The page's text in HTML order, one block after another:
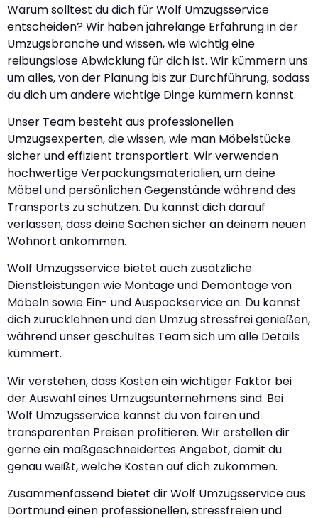
Warum solltest du dich für Wolf Umzugsservice
entscheiden? Wir haben jahrelange Erfahrung in der
Umzugsbranche und wissen, wie wichtig eine
reibungslose Abwicklung für dich ist. Wir kümmern uns
um alles, von der Planung bis zur Durchführung, sodass
du dich um andere wichtige Dinge kümmern kannst.
Unser Team besteht aus professionellen
Umzugsexperten, die wissen, wie man Möbelstücke
sicher und effizient transportiert. Wir verwenden
hochwertige Verpackungsmaterialien, um deine
Möbel und persönlichen Gegenstände während des
Transports zu schützen. Du kannst dich darauf
verlassen, dass deine Sachen sicher an deinem neuen
Wohnort ankommen.
Wolf Umzugsservice bietet auch zusätzliche
Dienstleistungen wie Montage und Demontage von
Möbeln sowie Ein- und Auspackservice an. Du kannst
dich zurücklehnen und den Umzug stressfrei genießen,
während unser geschultes Team sich um alle Details
kümmert.
Wir verstehen, dass Kosten ein wichtiger Faktor bei
der Auswahl eines Umzugsunternehmens sind. Bei
Wolf Umzugsservice kannst du von fairen und
transparenten Preisen profitieren. Wir erstellen dir
gerne ein maßgeschneidertes Angebot, damit du
genau weißt, welche Kosten auf dich zukommen.
Zusammenfassend bietet dir Wolf Umzugsservice aus
Dortmund einen professionellen, stressfreien und